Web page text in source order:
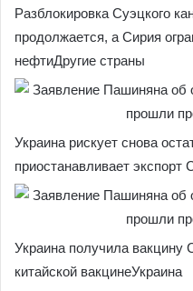
Разблокировка Суэцкого
продолжается, а Сирия
нефтиДругие страны
Украина рискует снова
приостанавливает экспорт
Украина получила вакцину
китайской вакцинеУкраина